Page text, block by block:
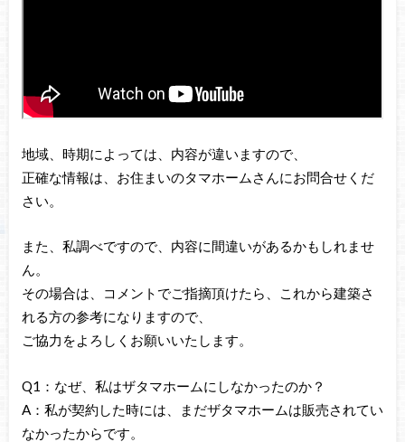
地域、時期によっては、内容が違いますので、
正確な情報は、お住まいのタマホームさんにお問合せくだ
さい。
また、私調べですので、内容に間違いがあるかもしれませ
ん。
その場合は、コメントでご指摘頂けたら、これから建築さ
れる方の参考になりますので、
ご協力をよろしくお願いいたします。
Q1：なぜ、私はザタマホームにしなかったのか？
A：私が契約した時には、まだザタマホームは販売されてい
なかったからです。